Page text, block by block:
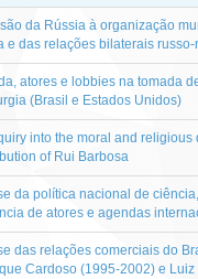
da Rússia à organização
e das relações bilaterais
atores e lobbies na tomada
(Brasil e Estados Unidos)
into the moral and
of Rui Barbosa
da política nacional de
de atores e agendas
das relações comerciais do
Cardoso (1995-2002) e